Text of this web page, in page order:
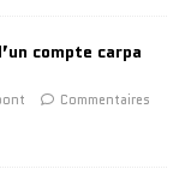
compte carpa
Commentaires